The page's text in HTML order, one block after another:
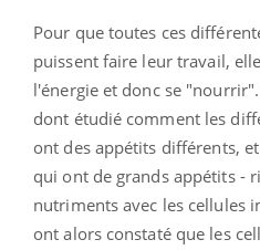
Pour que toutes ces
puissent faire leur travail,
l'énergie et donc se
dont étudié comment les
ont des appétits différents,
qui ont de grands appétits -
nutriments avec les cellules
ont alors constaté que les